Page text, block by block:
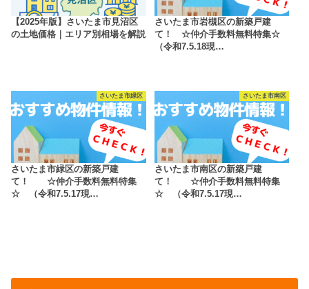
【2025年版】さいたま市見沼区
の土地価格｜エリア別相場を解説
さいたま市岩槻区の新築戸建
て！ ☆仲介手数料無料特集☆
（令和7.5.18現…
さいたま市緑区
さいたま市緑区の新築戸建
て！ ☆仲介手数料無料特集
☆ （令和7.5.17現…
さいたま市南区
さいたま市南区の新築戸建
て！ ☆仲介手数料無料特集
☆ （令和7.5.17現…